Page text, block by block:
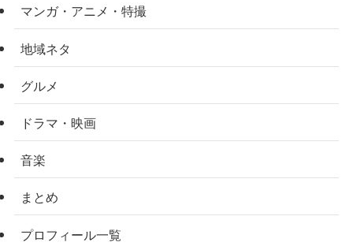
マンガ・アニメ・特撮
地域ネタ
グルメ
ドラマ・映画
音楽
まとめ
プロフィール一覧